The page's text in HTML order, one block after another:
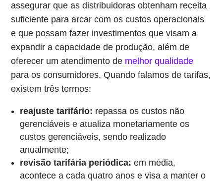
assegurar que as distribuidoras obtenham receita
suficiente para arcar com os custos operacionais
e que possam fazer investimentos que visam a
expandir a capacidade de produção, além de
oferecer um atendimento de melhor qualidade
para os consumidores. Quando falamos de tarifas,
existem três termos:
reajuste tarifário: repassa os custos não
gerenciáveis e atualiza monetariamente os
custos gerenciáveis, sendo realizado
anualmente;
revisão tarifária periódica: em média,
acontece a cada quatro anos e visa a manter o